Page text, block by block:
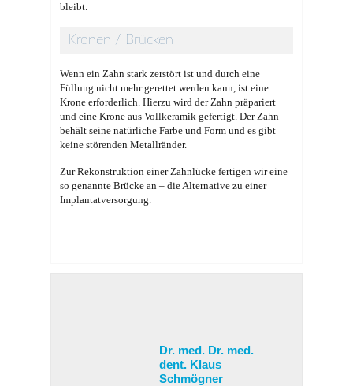
bleibt.
Kronen / Brücken
Wenn ein Zahn stark zerstört ist und durch eine
Füllung nicht mehr gerettet werden kann, ist eine
Krone erforderlich. Hierzu wird der Zahn präpariert
und eine Krone aus Vollkeramik gefertigt. Der Zahn
behält seine natürliche Farbe und Form und es gibt
keine störenden Metallränder.
Zur Rekonstruktion einer Zahnlücke fertigen wir eine
so genannte Brücke an – die Alternative zu einer
Implantatversorgung.
Dr. med. Dr. med.
dent. Klaus
Schmögner